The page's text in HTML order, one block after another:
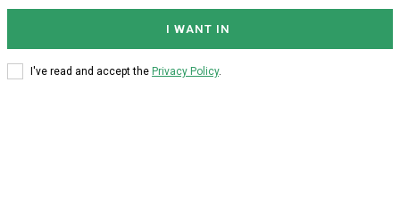
I WANT IN
I've read and accept the Privacy Policy.